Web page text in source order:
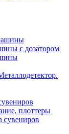
с дозатором
плоттеры
сувениров